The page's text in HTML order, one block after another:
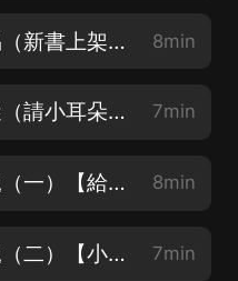
《獵罪案卷》 002 喬易（新書上架，請小夥伴們多支持哦） 8min
《獵罪案卷》 003 追蹤（請小耳朵們多多好評，五顆星好評給主播動力！） 7min
《獵罪案卷》 004 藏屍（一）【給主播動力多更快更——五星好評打起來！】 8min
《獵罪案卷》 005 藏屍（二）【小夥伴請打五星好評哦！】 7min